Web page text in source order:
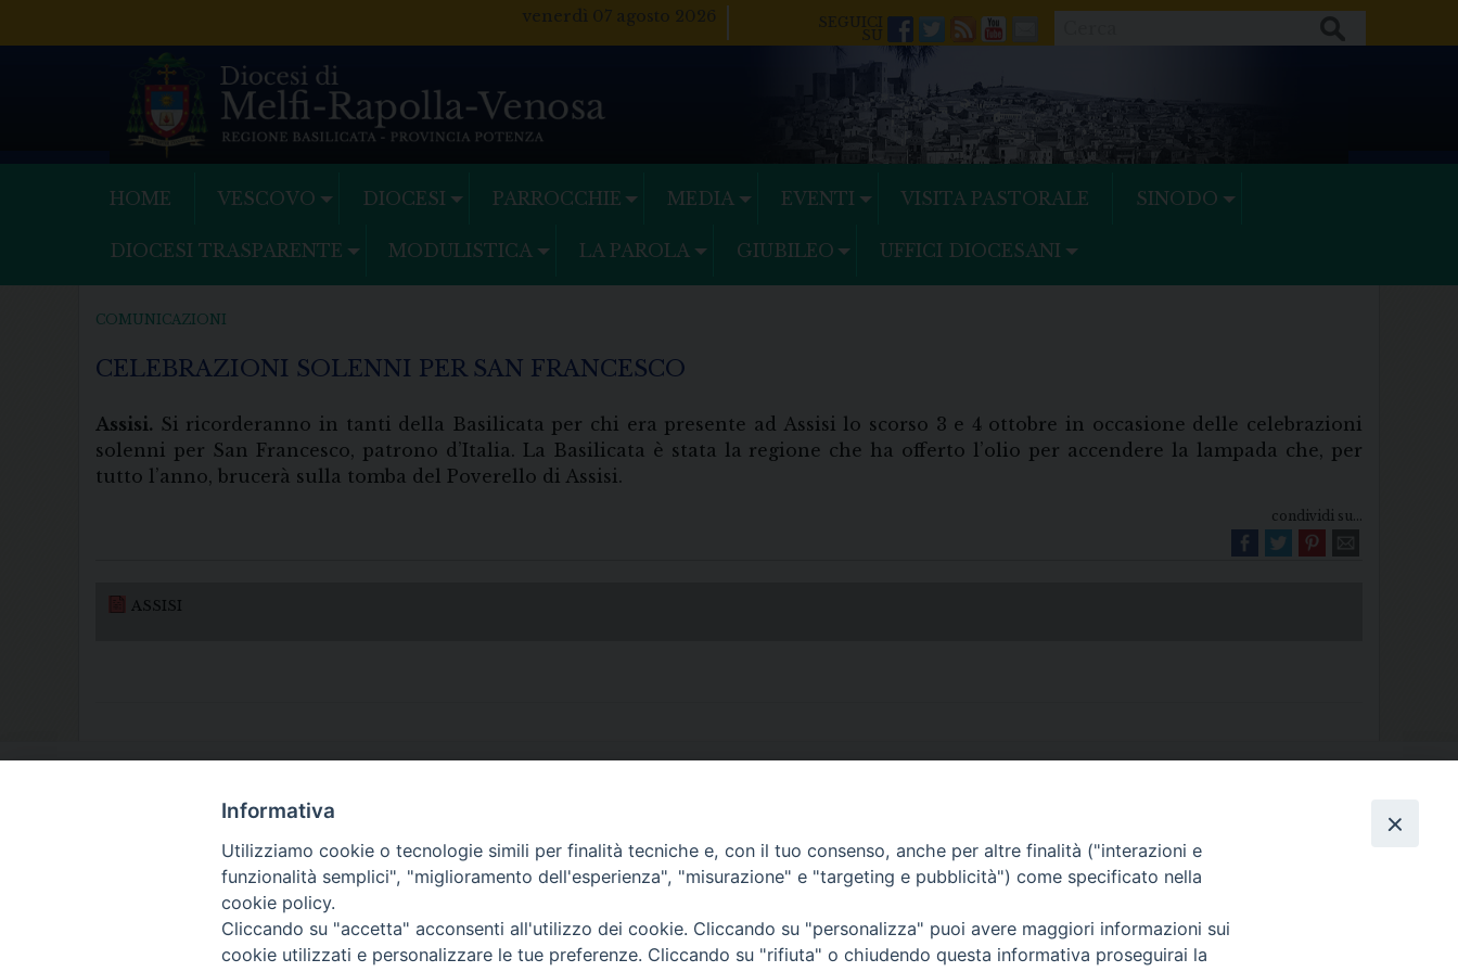
venerdì 07 agosto 2026
Facebook
Twitter
FeedsYoutube
Mail
HOME VESCOVO DIOCESI PARROCCHIE MEDIA EVENTI VISITA PASTORALE SINODO
DIOCESI TRASPARENTE MODULISTICA LA PAROLA GIUBILEO UFFICI DIOCESANI
COMUNICAZIONI
CELEBRAZIONI SOLENNI PER SAN FRANCESCO
Assisi. Si ricorderanno in tanti della Basilicata per chi era presente ad Assisi lo scorso 3 e 4 ottobre in occasione delle celebrazioni
solenni per San Francesco, patrono d’Italia. La Basilicata è stata la regione che ha offerto l’olio per accendere la lampada che, per
tutto l’anno, brucerà sulla tomba del Poverello di Assisi.
condividi su...
ASSISI
• Largo Duomo, 12 - 85025 MELFI (PZ) • Tel. 0972238604
PEC ufficiale della Diocesi: diocesi.melfi_rapolla_venosa@legalmail.it
Informativa
Utilizziamo cookie o tecnologie simili per finalità tecniche e, con il tuo consenso, anche per altre finalità ("interazioni e
funzionalità semplici", "miglioramento dell'esperienza", "misurazione" e "targeting e pubblicità") come specificato nella
cookie policy.
Cliccando su "accetta" acconsenti all'utilizzo dei cookie. Cliccando su "personalizza" puoi avere maggiori informazioni sui
cookie utilizzati e personalizzare le tue preferenze. Cliccando su "rifiuta" o chiudendo questa informativa proseguirai la